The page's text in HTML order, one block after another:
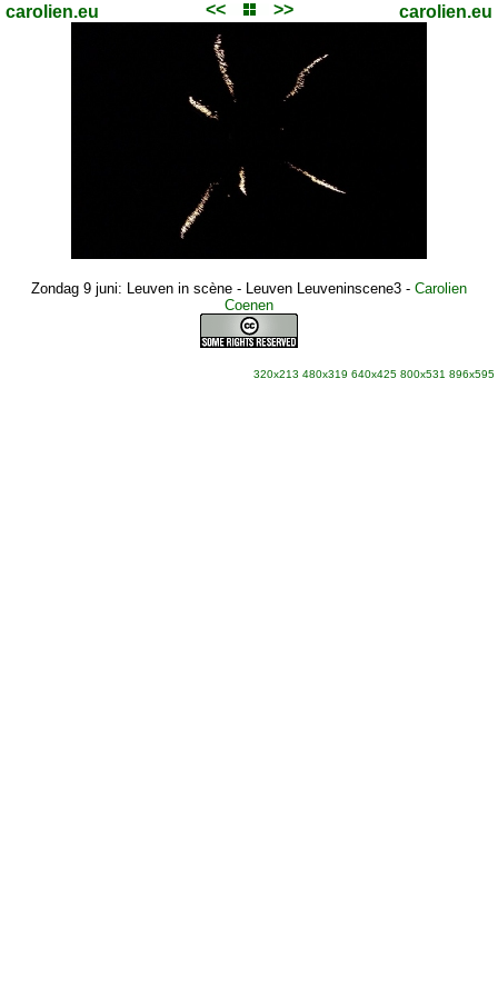
carolien.eu << >> carolien.eu
Zondag 9 juni: Leuven in scène - Leuven Leuveninscene3 - Carolien
Coenen
320x213 480x319 640x425 800x531 896x595